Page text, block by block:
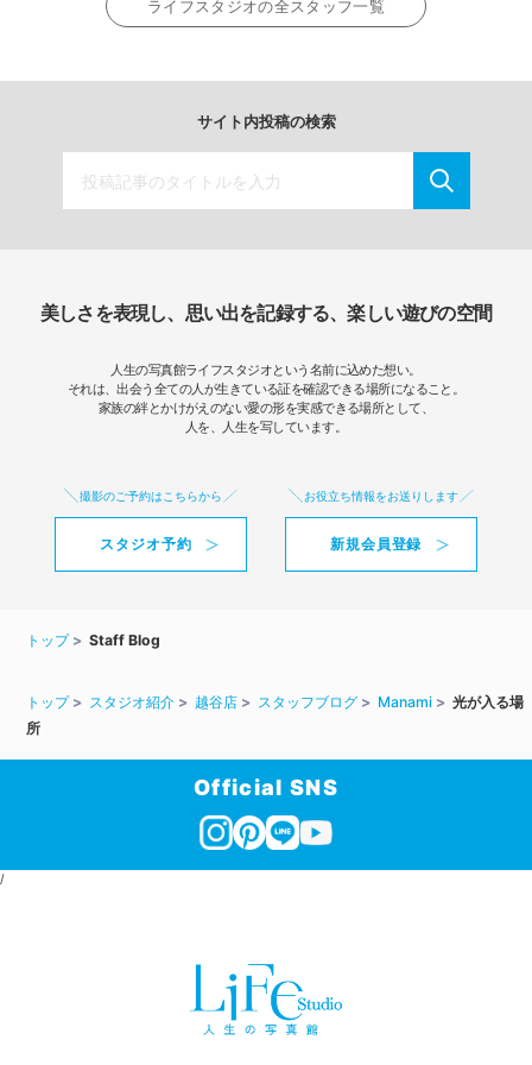
ライフスタジオの全スタッフ一覧
サイト内投稿の検索
美しさを表現し、思い出を記録する、楽しい遊びの空間
人生の写真館ライフスタジオという名前に込めた想い。
それは、出会う全ての人が生きている証を確認できる場所になること。
家族の絆とかけがえのない愛の形を実感できる場所として、
人を、人生を写しています。
撮影のご予約はこちらから
スタジオ予約
お役立ち情報をお送りします
新規会員登録
トップ Staff Blog
トップ スタジオ紹介 越谷店 スタッフブログ Manami
光が入る場
所
Official SNS
/